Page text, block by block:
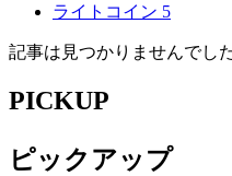
ライトコイン 5
記事は見つかりませんでした
PICKUP
ピックアップ